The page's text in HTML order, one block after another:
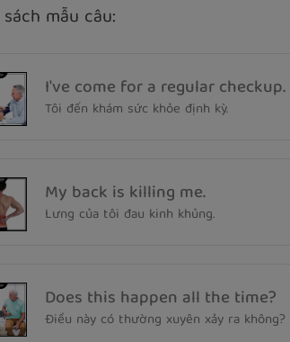
mẫu câu:
I've come for a regular checkup.
Tôi đến khám sức khỏe định kỳ.
My back is killing me.
Lưng của tôi đau kinh khủng.
Does this happen all the time?
Điều này có thường xuyên xảy ra không?